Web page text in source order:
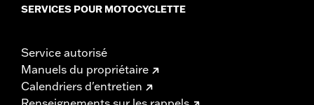
SERVICES POUR MOTOCYCLETTE
Service autorisé
Manuels du propriétaire
Calendriers d'entretien